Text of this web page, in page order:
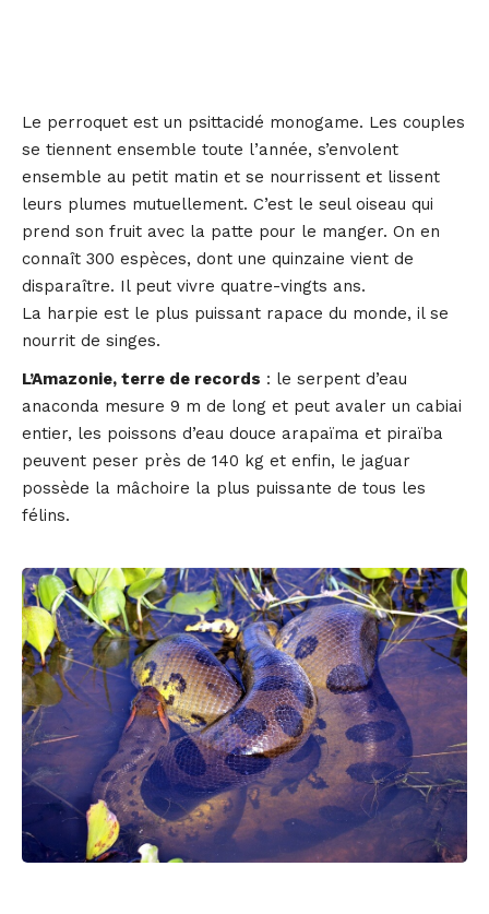
Le perroquet est un psittacidé monogame. Les couples
se tiennent ensemble toute l’année, s’envolent
ensemble au petit matin et se nourrissent et lissent
leurs plumes mutuellement. C’est le seul oiseau qui
prend son fruit avec la patte pour le manger. On en
connaît 300 espèces, dont une quinzaine vient de
disparaître. Il peut vivre quatre-vingts ans.
La harpie est le plus puissant rapace du monde, il se
nourrit de singes.
L’Amazonie, terre de records : le serpent d’eau
anaconda mesure 9 m de long et peut avaler un cabiai
entier, les poissons d’eau douce arapaïma et piraïba
peuvent peser près de 140 kg et enfin, le jaguar
possède la mâchoire la plus puissante de tous les
félins.